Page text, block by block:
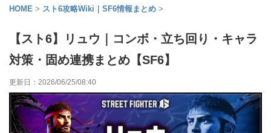
HOME > スト6攻略Wiki｜SF6情報まとめ >
【スト6】リュウ｜コンボ・立ち回り・キャラ
対策・固め連携まとめ【SF6】
更新日： 2026/06/25/08:40